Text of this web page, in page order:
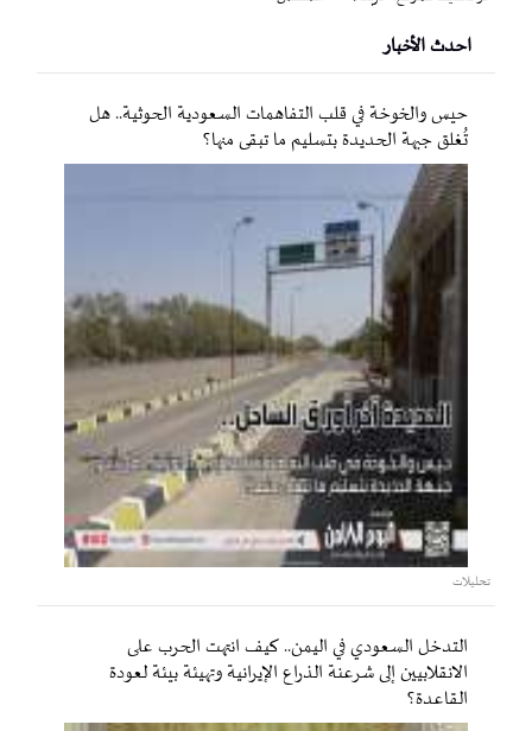
احدث الأخبار
حيس والخوخة في قلب التفاهمات السعودية الحوثية.. هل
تُغلق جبهة الحديدة بتسليم ما تبقى منها؟
تحليلات
التدخل السعودي في اليمن.. كيف انتهت الحرب على
الانقلابيين إلى شرعنة الذراع الإيرانية وتهيئة بيئة لعودة
القاعدة؟